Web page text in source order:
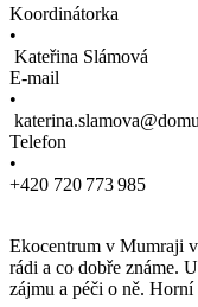
Koordinátorka
•
Kateřina Slámová
E-mail
•
Telefon
•
+420 720 773 985
Ekocentrum v Mumraji
rádi a co dobře známe.
zájmu a péči o ně.